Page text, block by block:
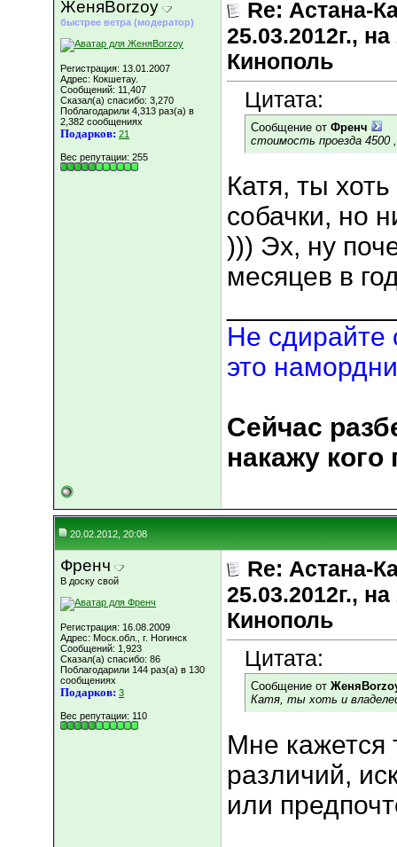
ЖеняBorzoy
быстрее ветра (модератор)
Регистрация: 13.01.2007
Адрес: Кокшетау.
Сообщений: 11,407
Сказал(а) спасибо: 3,270
Поблагодарили 4,313 раз(а) в
2,382 сообщениях
Подарков: 21
Вес репутации: 255
Re: Астана-
25.03.2012г.,
Кинополь
Цитата:
Сообщение от Френч
стоимость проезда
Катя, ты
собачки, но
))) Эх, ну
месяцев в
Не сдирайте
это
Сейчас
накажу кого
20.02.2012, 20:08
Френч
В доску свой
Регистрация: 16.08.2009
Адрес: Моск.обл., г. Ногинск
Сообщений: 1,923
Сказал(а) спасибо: 86
Поблагодарили 144 раз(а) в 130
сообщениях
Подарков: 3
Вес репутации: 110
Re: Астана-
25.03.2012г.,
Кинополь
Цитата:
Сообщение от
Катя, ты хоть и владелец
Мне кажется
различий,
или